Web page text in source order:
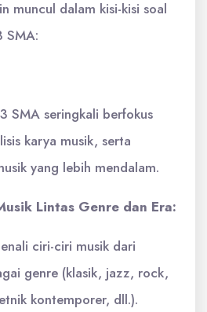
muncul dalam kisi-kisi soal
SMA:
SMA seringkali berfokus
karya musik, serta
yang lebih mendalam.
Lintas Genre dan Era:
ciri-ciri musik dari
genre (klasik, jazz, rock,
kontemporer, dll.).